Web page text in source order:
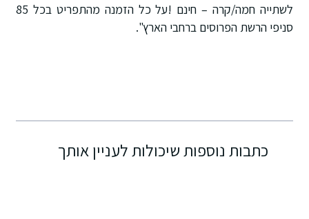
לשתייה חמה/קרה – חינם !על כל הזמנה מהתפריט בכל 85
סניפי הרשת הפרוסים ברחבי הארץ".
כתבות נוספות שיכולות לעניין אותך